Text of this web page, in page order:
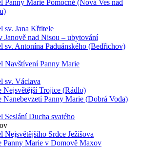
Panny Marie Pomocné (Nová Ves nad
sv. Jana Křtitele
Janově nad Nisou – ubytování
sv. Antonína Paduánského (Bedřichov)
Navštívení Panny Marie
sv. Václava
Nejsvětější Trojice (Rádlo)
Nanebevzetí Panny Marie (Dobrá Voda)
Seslání Ducha svatého
Nejsvětějšího Srdce Ježíšova
Panny Marie v Domově Maxov